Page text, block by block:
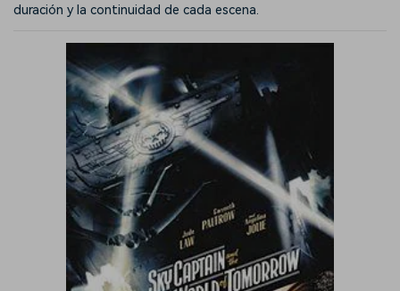
duración y la continuidad de cada escena.